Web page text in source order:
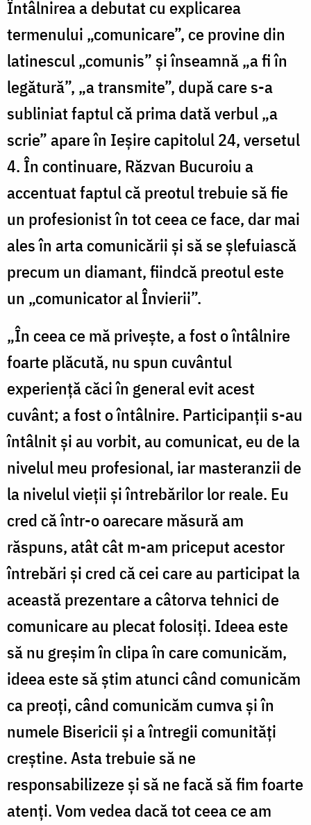
Întâlnirea a debutat cu explicarea
termenului „comunicare”, ce provine din
latinescul „comunis” şi înseamnă „a fi în
legătură”, „a transmite”, după care s-a
subliniat faptul că prima dată verbul „a
scrie” apare în Ieşire capitolul 24, versetul
4. În continuare, Răzvan Bucuroiu a
accentuat faptul că preotul trebuie să fie
un profesionist în tot ceea ce face, dar mai
ales în arta comunicării şi să se şlefuiască
precum un diamant, fiindcă preotul este
un „comunicator al Învierii”.
„În ceea ce mă priveşte, a fost o întâlnire
foarte plăcută, nu spun cuvântul
experienţă căci în general evit acest
cuvânt; a fost o întâlnire. Participanţii s-au
întâlnit şi au vorbit, au comunicat, eu de la
nivelul meu profesional, iar masteranzii de
la nivelul vieţii şi întrebărilor lor reale. Eu
cred că într-o oarecare măsură am
răspuns, atât cât m-am priceput acestor
întrebări şi cred că cei care au participat la
această prezentare a câtorva tehnici de
comunicare au plecat folosiţi. Ideea este
să nu greşim în clipa în care comunicăm,
ideea este să ştim atunci când comunicăm
ca preoţi, când comunicăm cumva şi în
numele Bisericii şi a întregii comunităţi
creştine. Asta trebuie să ne
responsabilizeze şi să ne facă să fim foarte
atenţi. Vom vedea dacă tot ceea ce am